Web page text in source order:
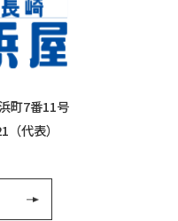
町7番11号
代表）